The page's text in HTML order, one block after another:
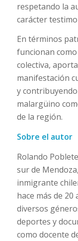
respetando la
carácter
En términos
funcionan
colectiva,
manifestación
y
malargüino
de la región.
Sobre el autor
Rolando
sur de
inmigrante
hace más de
diversos
deportes y
como docente